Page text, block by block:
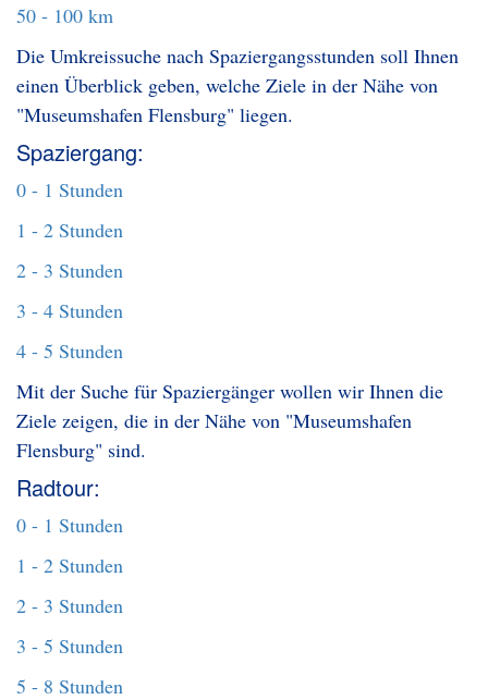
50 - 100 km
Die Umkreissuche nach Spaziergangsstunden soll Ihnen
einen Überblick geben, welche Ziele in der Nähe von
"Museumshafen Flensburg" liegen.
Spaziergang:
0 - 1 Stunden
1 - 2 Stunden
2 - 3 Stunden
3 - 4 Stunden
4 - 5 Stunden
Mit der Suche für Spaziergänger wollen wir Ihnen die
Ziele zeigen, die in der Nähe von "Museumshafen
Flensburg" sind.
Radtour:
0 - 1 Stunden
1 - 2 Stunden
2 - 3 Stunden
3 - 5 Stunden
5 - 8 Stunden